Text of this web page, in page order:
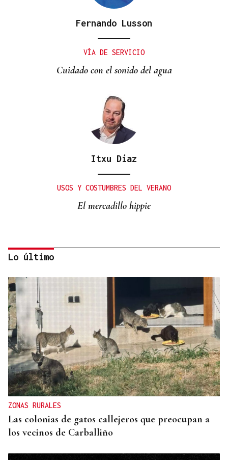
Fernando Lusson
VÍA DE SERVICIO
Cuidado con el sonido del agua
Itxu Díaz
USOS Y COSTUMBRES DEL VERANO
El mercadillo hippie
Rafael Salgado
LEMBRANZAS
Ourense no tempo: álbum de verano | Muebles Zalama,
comercio cercano
Lo último
ZONAS RURALES
Las colonias de gatos callejeros que preocupan a
los vecinos de Carballiño